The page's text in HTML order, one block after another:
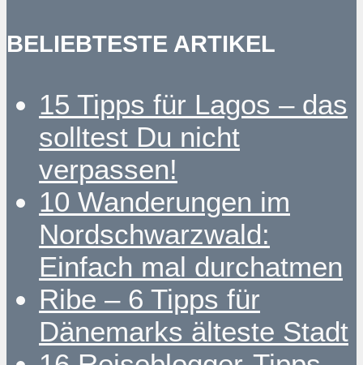
BELIEBTESTE ARTIKEL
15 Tipps für Lagos – das
solltest Du nicht
verpassen!
10 Wanderungen im
Nordschwarzwald:
Einfach mal durchatmen
Ribe – 6 Tipps für
Dänemarks älteste Stadt